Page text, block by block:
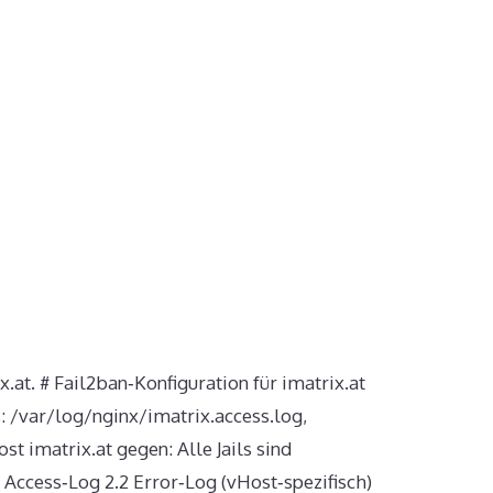
# Fail2ban‑Konfiguration für imatrix.at
/var/log/nginx/imatrix.access.log,
imatrix.at gegen: Alle Jails sind
2.2 Error‑Log (vHost‑spezifisch)